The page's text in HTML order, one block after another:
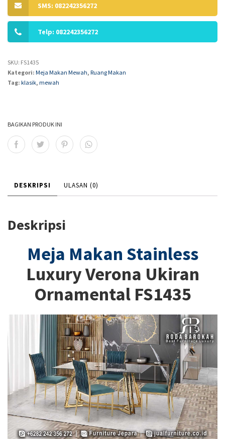
SMS: 082242356272
Telp: 082242356272
SKU: FS1435
Kategori: Meja Makan Mewah, Ruang Makan
Tag: klasik, mewah
BAGIKAN PRODUK INI
DESKRIPSI ULASAN (0)
Deskripsi
Meja Makan Stainless
Luxury Verona Ukiran
Ornamental FS1435